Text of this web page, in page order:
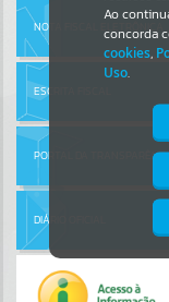
SERVIÇOS
PÁGINAS
NOTA FISCAL ELETRÔNICA
ESCRITA FISCAL
PORTAL DA
DIÁRIO OFICIAL
Ao
concorda
cookies,
Uso.
Isto